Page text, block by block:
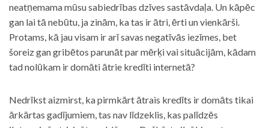
neatņemama mūsu sabiedrības dzīves sastāvdaļa. Un kāpēc
gan lai tā nebūtu, ja zinām, ka tas ir ātri, ērti un vienkārši.
Protams, kā jau visam ir arī savas negatīvās iezīmes, bet
šoreiz gan gribētos parunāt par mērķi vai situācijām, kādam
tad nolūkam ir domāti ātrie kredīti internetā?
Nedrīkst aizmirst, ka pirmkārt ātrais kredīts ir domāts tikai
ārkārtas gadījumiem, tas nav līdzeklis, kas palīdzēs